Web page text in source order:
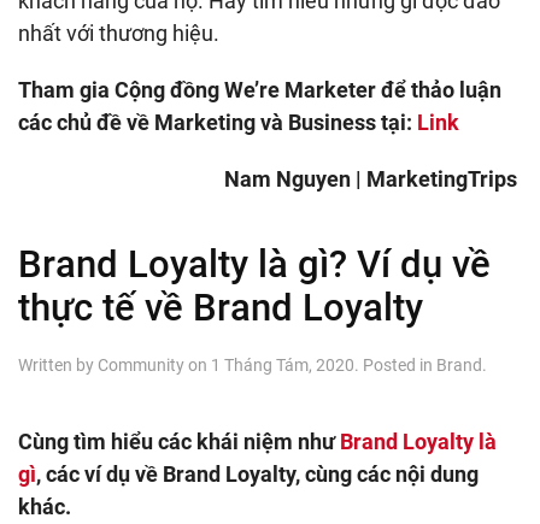
nhất với thương hiệu.
Tham gia Cộng đồng We’re Marketer để thảo luận
các chủ đề về Marketing và Business tại: Link
Nam Nguyen | MarketingTrips
Brand Loyalty là gì? Ví dụ về
thực tế về Brand Loyalty
Written by Communityon 1 Tháng Tám, 2020. Posted in Brand.
Cùng tìm hiểu các khái niệm nhưBrand Loyalty là
gì, các ví dụ về Brand Loyalty, cùng các nội dung
khác.